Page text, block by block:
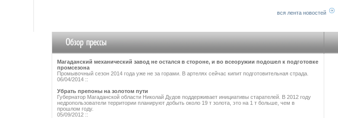
вся лента новостей
Магаданский механический завод не остался в стороне, и во всеоружии подошел к подготовке
промсезона
Промывочный сезон 2014 года уже не за горами. В артелях сейчас кипит подготовительная страда.
06/04/2014 ::
Убрать препоны на золотом пути
Губернатор Магаданской области Николай Дудов поддерживает инициативы старателей. В 2012 году
недропользователи территории планируют добыть около 19 т золота, это на 1 т больше, чем в
прошлом году.
05/09/2012 ::